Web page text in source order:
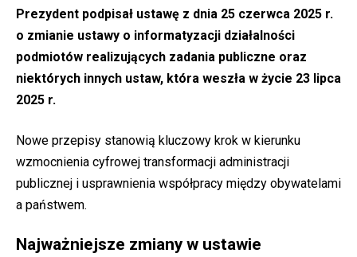
Prezydent podpisał ustawę z dnia 25 czerwca 2025 r.
o zmianie ustawy o informatyzacji działalności
podmiotów realizujących zadania publiczne oraz
niektórych innych ustaw, która weszła w życie 23 lipca
2025 r.
Nowe przepisy stanowią kluczowy krok w kierunku
wzmocnienia cyfrowej transformacji administracji
publicznej i usprawnienia współpracy między obywatelami
a państwem.
Najważniejsze zmiany w ustawie